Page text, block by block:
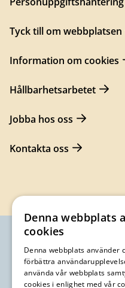
Tyck till om webbplatsen
Information om cookies
Hållbarhetsarbetet
Jobba hos oss
Kontakta oss
Denna webbplats
cookies
Denna webbplats använder
förbättra
använda vår webbplats
cookies i enlighet med vår